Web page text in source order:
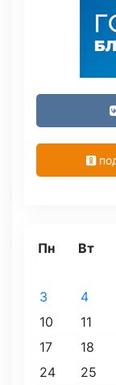
Пн Вт
3
4
10
11
17
18
24
25